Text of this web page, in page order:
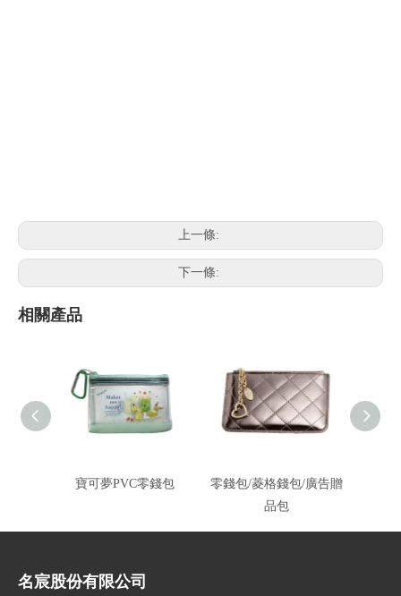
上一條:
下一條:
相關產品
寶可夢PVC零錢包
零錢包/菱格錢包/廣告贈
品包
名宸股份有限公司